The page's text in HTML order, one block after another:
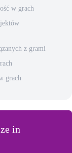
w grach
z grami
grach
in